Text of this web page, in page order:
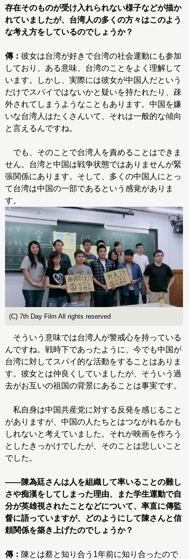
存在そのものが受け入れられない様子などが描か
れていましたが、台湾人の多くの方々はこのよう
な考え方をしているのでしょうか？
傳： 彼女は台湾が好きで台湾の社会運動にも参加
しており、ある意味、台湾のことをよく理解して
います。しかし、実際には彼女が中国人だという
だけでスパイではないかと疑いを持たれたり、疎
外されてしまうようなこともあります。中国を嫌
いな台湾人はたくさんいて、それは一般的な傾向
と言えるんですね。
でも、そのことで台湾人を責めることはできま
せん。台湾と中国は戦争状態ではありませんが緊
張関係にあります。そして、多くの中国人にとっ
て台湾は中国の一部であるという感覚がありま
(C) 7th Day Film All rights reserved
そういう意味では台湾人が警戒心を持っている
んですね。戦時下であったように、今でも中国が
台湾に対してスパイ的な活動をすることはありま
す。彼女とは仲良くしていましたが、そういう過
去がお互いの祖国の背景にあることは事実です。
私自身は中国共産党に対する反発を感じること
がありますが、中国の人たちとはつながれるかも
しれないと考えていました。それが映画を作ろう
としたきっかけでしたが、そのことは悲しいこと
でした。
――陳為廷さんは人を組織して率いることの難し
さや痴漢をしてしまった理由、また学生運動で自
分が英雄視されたことなどについて、率直に傳監
督に語っていますが、どのようにして陳さんと信
頼関係を築き上げたのでしょうか？
傳： 陳とは蔡と知り合う1年前に知り合ったので